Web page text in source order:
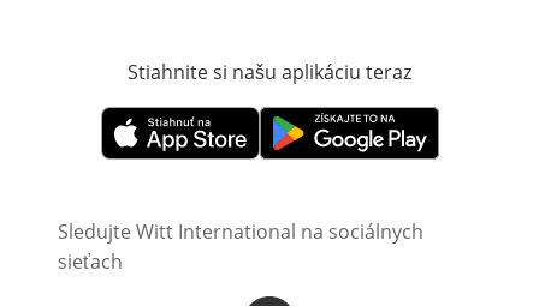
Stiahnite si našu aplikáciu teraz
Otvorí sa vnovom okneOtvorí sa vnovom okne
Sledujte Witt International na sociálnych
sieťach